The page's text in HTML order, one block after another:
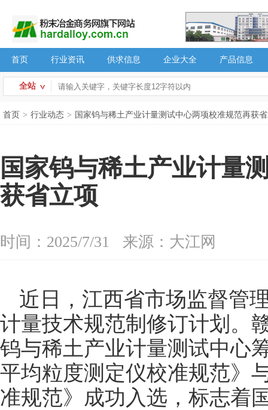
首页 行业资讯 供求信息 企业大全 产品信息
全站
首页 > 行业动态 > 国家钨与稀土产业计量测试中心两项校准规范再获
国家钨与稀土产业计量
获省立项
时间：2025/7/31 来源：大江网
近日，江西省市场监督管
计量技术规范制修订计划。
钨与稀土产业计量测试中心
平均粒度测定仪校准规范》
准规范》成功入选，标志着